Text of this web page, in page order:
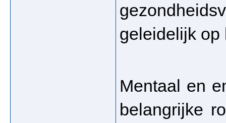
geleidelijk
Mentaal en
belangrijke